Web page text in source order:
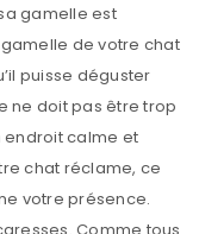
gamelle est
de votre chat
puisse déguster
ne doit pas être trop
endroit calme et
chat réclame, ce
votre présence.